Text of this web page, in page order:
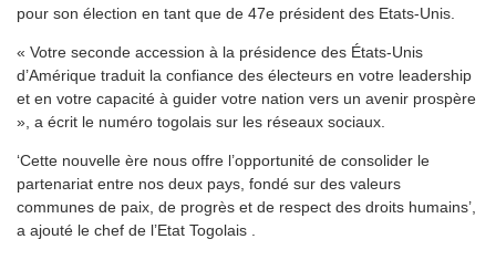
pour son élection en tant que de 47e président des Etats-Unis.
« Votre seconde accession à la présidence des États-Unis
d’Amérique traduit la confiance des électeurs en votre leadership
et en votre capacité à guider votre nation vers un avenir prospère
», a écrit le numéro togolais sur les réseaux sociaux.
‘Cette nouvelle ère nous offre l’opportunité de consolider le
partenariat entre nos deux pays, fondé sur des valeurs
communes de paix, de progrès et de respect des droits humains’,
a ajouté le chef de l’Etat Togolais .